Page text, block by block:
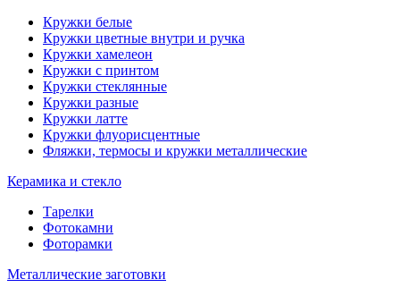
Кружки белые
Кружки цветные внутри и ручка
Кружки хамелеон
Кружки c принтом
Кружки стеклянные
Кружки разные
Кружки латте
Кружки флуорисцентные
Фляжки, термосы и кружки металлические
Керамика и стекло
Тарелки
Фотокамни
Фоторамки
Металлические заготовки